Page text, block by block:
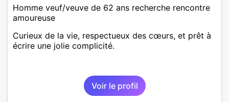
Homme veuf/veuve de 62 ans recherche rencontre
amoureuse
Curieux de la vie, respectueux des cœurs, et prêt à
écrire une jolie complicité.
Voir le profil